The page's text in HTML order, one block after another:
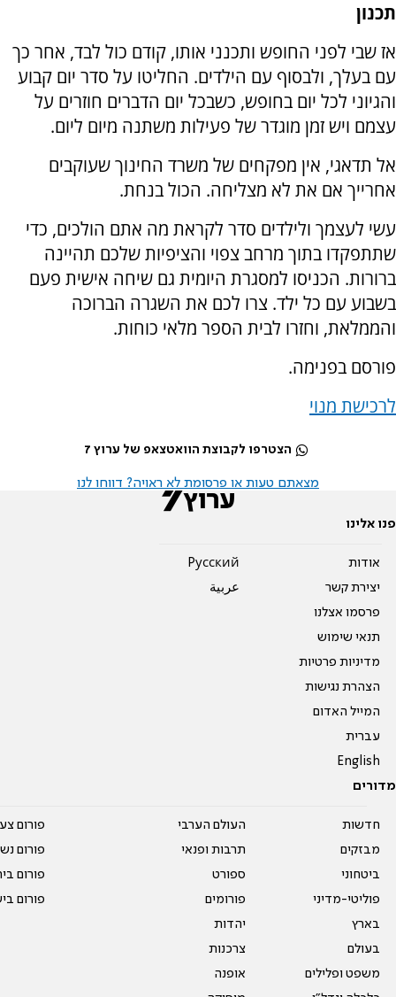
תכנון
אז שבי לפני החופש ותכנני אותו, קודם כול לבד, אחר כך
עם בעלך, ולבסוף עם הילדים. החליטו על סדר יום קבוע
והגיוני לכל יום בחופש, כשבכל יום הדברים חוזרים על
עצמם ויש זמן מוגדר של פעילות משתנה מיום ליום.
אל תדאגי, אין מפקחים של משרד החינוך שעוקבים
אחרייך אם את לא מצליחה. הכול בנחת.
עשי לעצמך ולילדים סדר לקראת מה אתם הולכים, כדי
שתתפקדו בתוך מרחב צפוי והציפיות שלכם תהיינה
ברורות. הכניסו למסגרת היומית גם שיחה אישית פעם
בשבוע עם כל ילד. צרו לכם את השגרה הברוכה
והממלאת, וחזרו לבית הספר מלאי כוחות.
פורסם בפנימה.
לרכישת מנוי
הצטרפו לקבוצת הוואטצאפ של ערוץ 7
מצאתם טעות או פרסומת לא ראויה? דווחו לנו
פנו אלינו
אודות
יצירת קשר
פרסמו אצלנו
תנאי שימוש
מדיניות פרטיות
הצהרת נגישות
המייל האדום
עברית
English
Pусский
عربية
מדורים
חדשות
מבזקים
ביטחוני
פוליטי-מדיני
בארץ
בעולם
משפט ופלילים
העולם הערבי
תרבות ופנאי
ספורט
פורומים
יהדות
צרכנות
אופנה
פורום
פורום
פורום
פורום